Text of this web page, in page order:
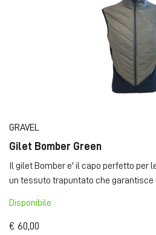
GRAVEL
Gilet Bomber Green
Il gilet Bomber e' il capo perfetto per
un tessuto trapuntato che garantisce
Disponibile
€ 60,00